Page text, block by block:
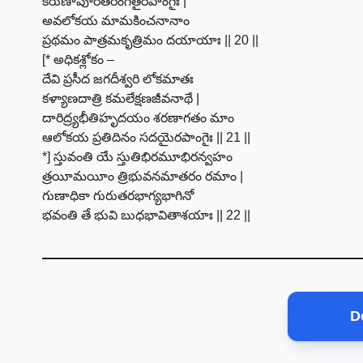
అవలోకయ మామకించనానాం
ప్రథమం పాత్రమకృత్రిమం దయాయాః || 20 ||
[* అధికశ్లోకం –
దేవి ప్రసీద జగదీశ్వరి లోకమాతః
కళ్యాణదాత్రి కమలేక్షణజీవనాథే |
దారిద్ర్యభీతిహృదయం శరణాగతం మాం
ఆలోకయ ప్రతిదినం సదయైరపాంగైః || 21 ||
*] స్తువంతి యే స్తుతిభిరమూభిరన్వహం
త్రయీమయీం త్రిభువనమాతరం రమాం |
గుణాధికా గురుతరభాగ్యభాగినో
భవంతి తే భువి బుధభావితాశయాః || 22 ||